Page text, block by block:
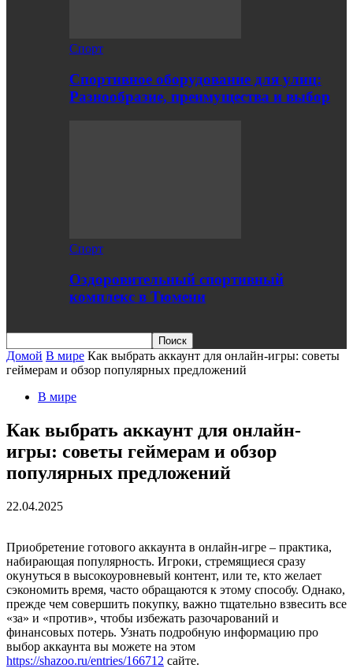
Спорт
Спортивное оборудование для улиц:
Разнообразие, преимущества и выбор
Спорт
Оздоровительный спортивный
комплекс в Тюмени
Домой В мире Как выбрать аккаунт для онлайн-игры: советы
геймерам и обзор популярных предложений
В мире
Как выбрать аккаунт для онлайн-
игры: советы геймерам и обзор
популярных предложений
22.04.2025
Приобретение готового аккаунта в онлайн-игре – практика,
набирающая популярность. Игроки, стремящиеся сразу
окунуться в высокоуровневый контент, или те, кто желает
сэкономить время, часто обращаются к этому способу. Однако,
прежде чем совершить покупку, важно тщательно взвесить все
«за» и «против», чтобы избежать разочарований и
финансовых потерь. Узнать подробную информацию про
выбор аккаунта вы можете на этом
https://shazoo.ru/entries/166712 сайте.